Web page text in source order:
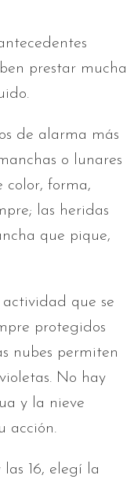
prestar mucha
de alarma más
o lunares
color, forma,
las heridas
que pique,
que se
protegidos
nubes permiten
No hay
y la nieve
acción.
16, elegí la